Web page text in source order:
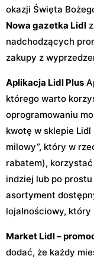
okazji Święta
Nowa gazetka Lidl
nadchodzących
zakupy z
Aplikacja Lidl Plus
którego warto
oprogramowaniu
kwotę w sklepie
milowy”, który w
rabatem),
indziej lub po
asortyment
lojalnościowy, który
Market Lidl –
dodać, że każdy